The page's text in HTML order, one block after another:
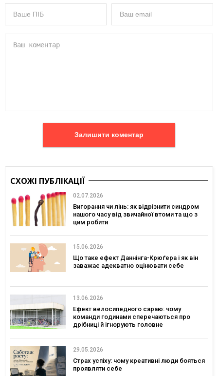
Залишити коментар
СХОЖІ ПУБЛІКАЦІЇ
02.07.2026
Вигорання чи лінь: як відрізнити синдром
нашого часу від звичайної втоми та що з
цим робити
15.06.2026
Що таке ефект Даннінга-Крюґера і як він
заважає адекватно оцінювати себе
13.06.2026
Ефект велосипедного сараю: чому
команди годинами сперечаються про
дрібниці й ігнорують головне
29.05.2026
Страх успіху: чому креативні люди бояться
проявляти себе